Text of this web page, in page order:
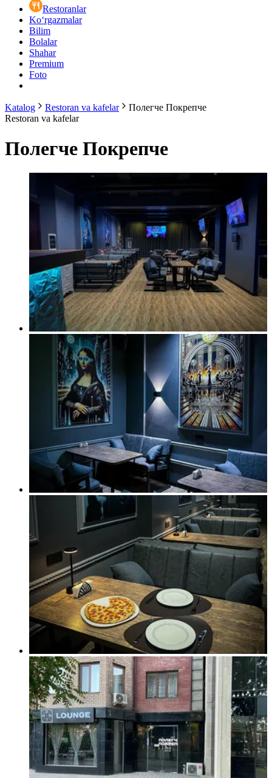
Restoranlar
Ko‘rgazmalar
Bilim
Bolalar
Shahar
Premium
Foto
Katalog Restoran va kafelar
Полегче Покрепче
Restoran va kafelar
Полегче Покрепче